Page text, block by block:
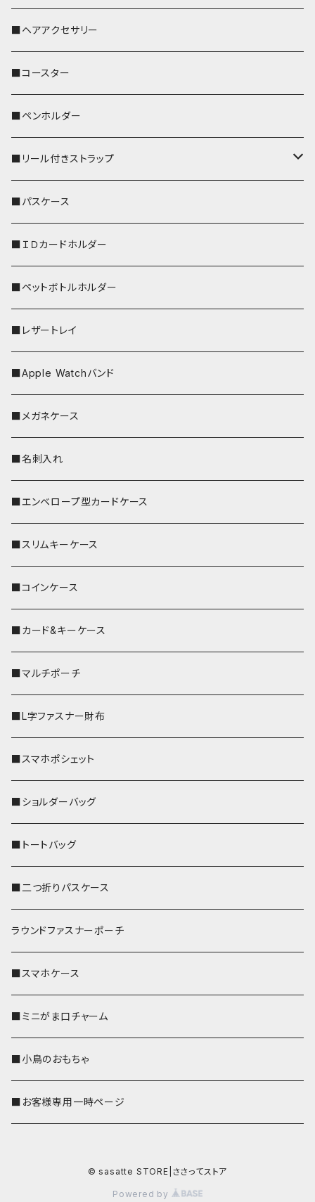
おかめ３兄弟
文鳥
鹿
ペンギン
■ヘアアクセサリー
■コースター
■ペンホルダー
■リール付きストラップ
リールのみ
ストラップ付
■パスケース
■ＩＤカードホルダー
■ペットボトルホルダー
■レザートレイ
■Apple Watchバンド
■メガネケース
■名刺入れ
■エンベロープ型カードケース
■スリムキーケース
■コインケース
■カード&キーケース
■マルチポーチ
■L字ファスナー財布
■スマホポシェット
■ショルダーバッグ
■トートバッグ
■二つ折りパスケース
ラウンドファスナーポーチ
■スマホケース
■ミニがま口チャーム
■小鳥のおもちゃ
■お客様専用一時ページ
© sasatte STORE|ささってストア
Powered by